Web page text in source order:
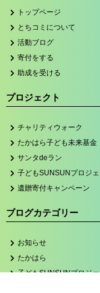
トップページ
とちコミについて
活動ブログ
寄付をする
助成を受ける
プロジェクト
チャリティウォーク
たかはら子ども未来基金
サンタdeラン
子どもSUNSUNプロジェ
遺贈寄付キャンペーン
ブログカテゴリー
お知らせ
たかはら
子どもSUNSUNプロジ